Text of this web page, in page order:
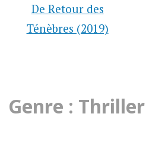
De Retour des
Ténèbres (2019)
Genre : Thriller